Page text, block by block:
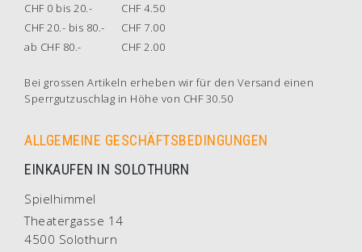
CHF 0 bis 20.-
CHF 4.50
CHF 20.- bis 80.-
CHF 7.00
ab CHF 80.-
CHF 2.00
Bei grossen Artikeln erheben wir für den Versand einen
Sperrgutzuschlag in Höhe von CHF 30.50
ALLGEMEINE GESCHÄFTSBEDINGUNGEN
EINKAUFEN IN SOLOTHURN
Spielhimmel
Theatergasse 14
4500 Solothurn